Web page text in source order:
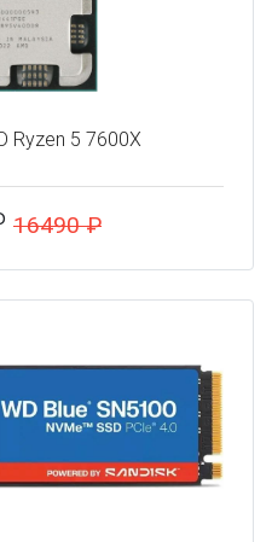
Ryzen 5 7600X
16490 ₽